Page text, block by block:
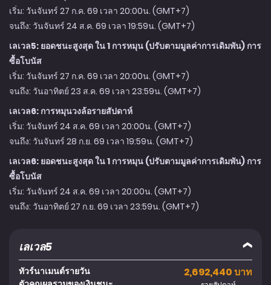
เริ่ม: วันจันทร์ 27 ก.ค. 69 เวลา 20:00น. (GMT+7)
จนถึง: วันจันทร์ 24 ส.ค. 69 เวลา 19:59น. (GMT+7)
เลเวล5: ยอดชนะสูงสุด ใน 1 การหมุน (ปรับตามมูลค่าการเดิมพัน) การ
ซื้อโบนัส
เริ่ม: วันจันทร์ 27 ก.ค. 69 เวลา 20:00น. (GMT+7)
จนถึง: วันอาทิตย์ 23 ส.ค. 69 เวลา 23:59น. (GMT+7)
เลเวล6: การหมุนวงล้อรายสัปดาห์
เริ่ม: วันจันทร์ 24 ส.ค. 69 เวลา 20:00น. (GMT+7)
จนถึง: วันจันทร์ 28 ก.ย. 69 เวลา 19:59น. (GMT+7)
เลเวล6: ยอดชนะสูงสุด ใน 1 การหมุน (ปรับตามมูลค่าการเดิมพัน) การ
ซื้อโบนัส
เริ่ม: วันจันทร์ 24 ส.ค. 69 เวลา 20:00น. (GMT+7)
จนถึง: วันอาทิตย์ 27 ก.ย. 69 เวลา 23:59น. (GMT+7)
เลเวล5
ทัวร์นาเมนต์รายวัน
2,692,440 บาท